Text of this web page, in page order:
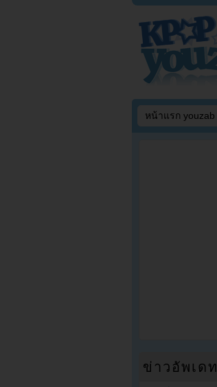
หน้าแรก youzab
ข่าวอัพเดท